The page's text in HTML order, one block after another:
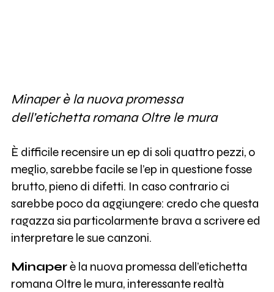
Minaper è la nuova promessa
dell’etichetta romana Oltre le mura
È difficile recensire un ep di soli quattro pezzi, o
meglio, sarebbe facile se l’ep in questione fosse
brutto, pieno di difetti. In caso contrario ci
sarebbe poco da aggiungere: credo che questa
ragazza sia particolarmente brava a scrivere ed
interpretare le sue canzoni.
Minaperè la nuova promessa dell’etichetta
romana Oltre le mura, interessante realtà